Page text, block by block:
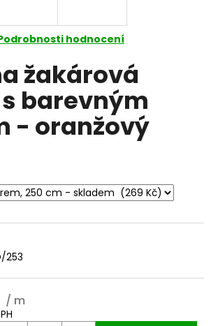
hodnocení
žakárová
barevným
- oranžový
253
/ m